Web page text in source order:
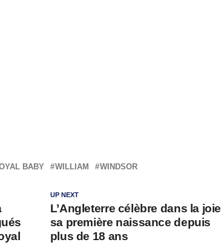
BABY WILLIAM WINDSOR
UP NEXT
L’Angleterre célèbre dans la joie
sa première naissance depuis
plus de 18 ans